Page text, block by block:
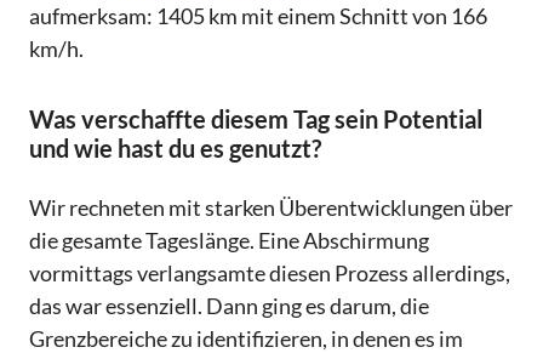
aufmerksam: 1405 km mit einem Schnitt von 166
km/h.
Was verschaffte diesem Tag sein Potential
und wie hast du es genutzt?
Wir rechneten mit starken Überentwicklungen über
die gesamte Tageslänge. Eine Abschirmung
vormittags verlangsamte diesen Prozess allerdings,
das war essenziell. Dann ging es darum, die
Grenzbereiche zu identifizieren, in denen es im